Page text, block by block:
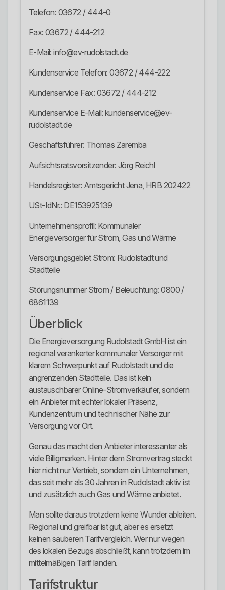
Telefon: 03672 / 444-0
Fax: 03672 / 444-212
E-Mail: info@ev-rudolstadt.de
Kundenservice Telefon: 03672 / 444-222
Kundenservice Fax: 03672 / 444-212
Kundenservice E-Mail: kundenservice@ev-
rudolstadt.de
Geschäftsführer: Thomas Zaremba
Aufsichtsratsvorsitzender: Jörg Reichl
Handelsregister: Amtsgericht Jena, HRB 202422
USt-IdNr.: DE153925139
Unternehmensprofil: Kommunaler
Energieversorger für Strom, Gas und Wärme
Versorgungsgebiet Strom: Rudolstadt und
Stadtteile
Störungsnummer Strom / Beleuchtung: 0800 /
6861139
Überblick
Die Energieversorgung Rudolstadt GmbH ist ein
regional verankerter kommunaler Versorger mit
klarem Schwerpunkt auf Rudolstadt und die
angrenzenden Stadtteile. Das ist kein
austauschbarer Online-Stromverkäufer, sondern
ein Anbieter mit echter lokaler Präsenz,
Kundenzentrum und technischer Nähe zur
Versorgung vor Ort.
Genau das macht den Anbieter interessanter als
viele Billigmarken. Hinter dem Stromvertrag steckt
hier nicht nur Vertrieb, sondern ein Unternehmen,
das seit mehr als 30 Jahren in Rudolstadt aktiv ist
und zusätzlich auch Gas und Wärme anbietet.
Man sollte daraus trotzdem keine Wunder ableiten.
Regional und greifbar ist gut, aber es ersetzt
keinen sauberen Tarifvergleich. Wer nur wegen
des lokalen Bezugs abschließt, kann trotzdem im
mittelmäßigen Tarif landen.
Tarifstruktur